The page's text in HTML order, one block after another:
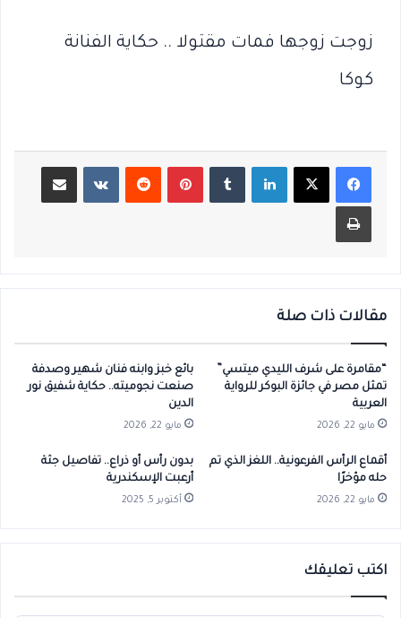
زوجت زوجها فمات مقتولا .. حكاية الفنانة
كوكا
لينكدإن بينتيريست مشاركة عبر البريد
طباعة
مقالات ذات صلة
“مقامرة على شرف الليدي ميتسي”
تمثل مصر في جائزة البوكر للرواية
العربية
مايو 22, 2026
بائع خبز وابنه فنان شهير وصدفة
صنعت نجوميته.. حكاية شفيق نور
الدين
مايو 22, 2026
أقماع الرأس الفرعونية.. اللغز الذي تم
حله مؤخرًا
مايو 22, 2026
بدون رأس أو ذراع.. تفاصيل جثة
أرعبت الإسكندرية
أكتوبر 5, 2025
اكتب تعليقك